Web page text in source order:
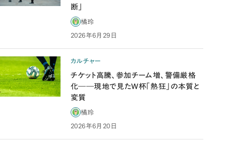
断」
橘玲
2026年6月29日
カルチャー
チケット高騰、参加チーム増、警備厳格
化――現地で見たW杯「熱狂」の本質と
変質
橘玲
2026年6月20日